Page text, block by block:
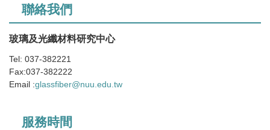
聯絡我們
玻璃及光纖材料研究中心
Tel: 037-382221
Fax:037-382222
Email :glassfiber@nuu.edu.tw
服務時間